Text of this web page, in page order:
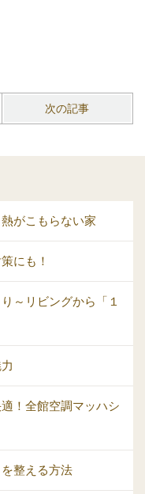
次の記事
がこもらない家
にも！
～リビングから「１
！全館空調マッハシ
整える方法